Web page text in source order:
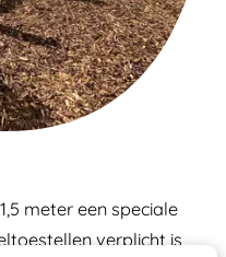
meter een speciale
verplicht is